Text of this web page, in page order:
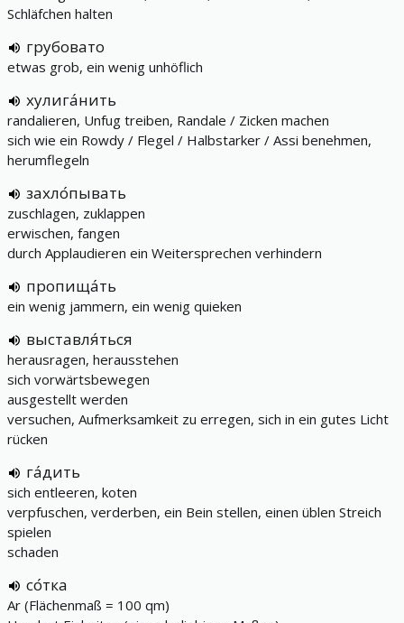
Schläfchen halten
грубовато
etwas grob, ein wenig unhöflich
хулига́нить
randalieren, Unfug treiben, Randale / Zicken machen
sich wie ein Rowdy / Flegel / Halbstarker / Assi benehmen,
herumflegeln
захло́пывать
zuschlagen, zuklappen
erwischen, fangen
durch Applaudieren ein Weitersprechen verhindern
пропища́ть
ein wenig jammern, ein wenig quieken
выставля́ться
herausragen, herausstehen
sich vorwärtsbewegen
ausgestellt werden
versuchen, Aufmerksamkeit zu erregen, sich in ein gutes Licht
rücken
га́дить
sich entleeren, koten
verpfuschen, verderben, ein Bein stellen, einen üblen Streich
spielen
schaden
со́тка
Ar (Flächenmaß = 100 qm)